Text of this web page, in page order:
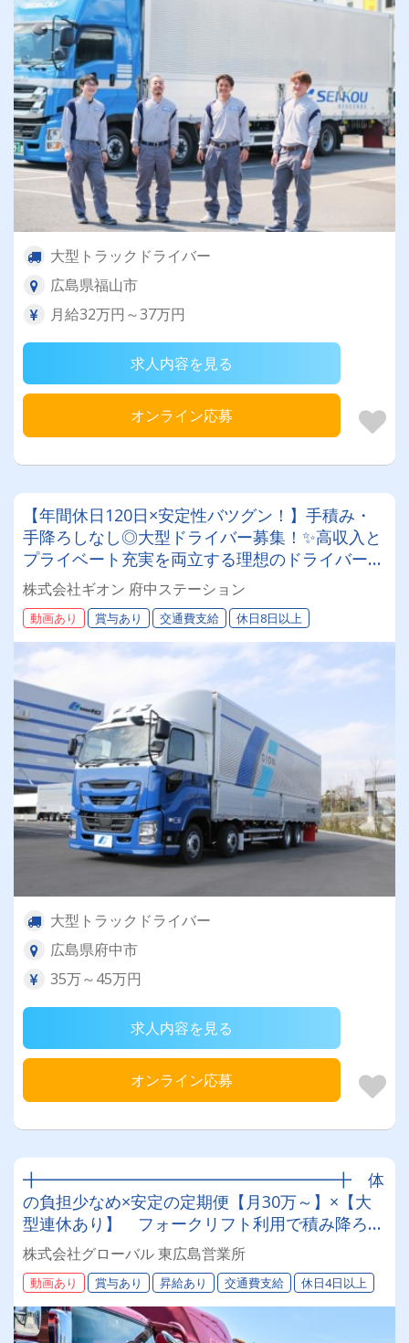
大型トラックドライバー
広島県福山市
月給32万円～37万円
求人内容を見る
オンライン応募
【年間休日120日×安定性バツグン！】手積み・
手降ろしなし◎大型ドライバー募集！✨高収入と
プライベート充実を両立する理想のドライバーラ
イフを実現しませんか？
株式会社ギオン 府中ステーション
動画あり 賞与あり 交通費支給 休日8日以上
大型トラックドライバー
広島県府中市
35万～45万円
求人内容を見る
オンライン応募
╋━━━━━━━━━━━━━━━━━━╋ 体
の負担少なめ×安定の定期便【月30万～】×【大
型連休あり】 フォークリフト利用で積み降ろし
も楽々
╋━━━━━━━━━━━━━━━━━━╋
株式会社グローバル 東広島営業所
動画あり 賞与あり 昇給あり 交通費支給 休日4日以上